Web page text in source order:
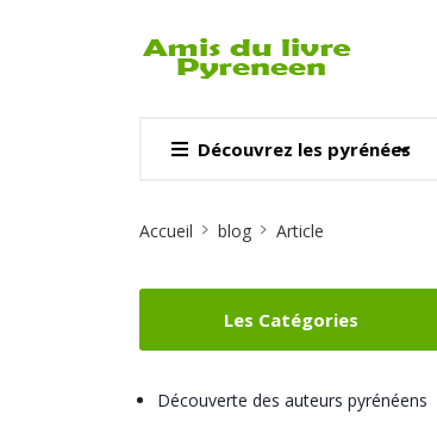
Découvrez les pyrénées
Accueil blog Article
Les Catégories
Découverte des auteurs pyrénéens